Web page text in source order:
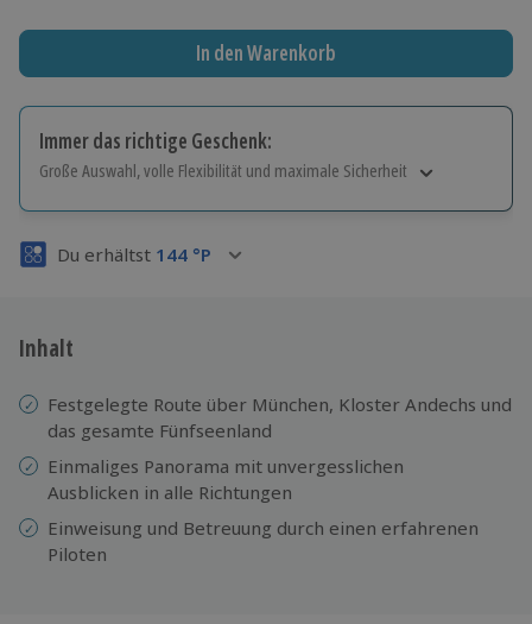
In den Warenkorb
Immer das richtige Geschenk:
Große Auswahl, volle Flexibilität und maximale Sicherheit
Volle Flexibilität
3 Jahre gültig & verlängerbar.
Du erhältst 144 °P
Inhalt
Festgelegte Route über München, Kloster Andechs und
das gesamte Fünfseenland
Einmaliges Panorama mit unvergesslichen
Ausblicken in alle Richtungen
Einweisung und Betreuung durch einen erfahrenen
Piloten